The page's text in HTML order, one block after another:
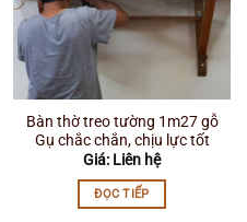
Bàn thờ treo tường 1m27 gỗ
Gụ chắc chắn, chịu lực tốt
Giá: Liên hệ
ĐỌC TIẾP